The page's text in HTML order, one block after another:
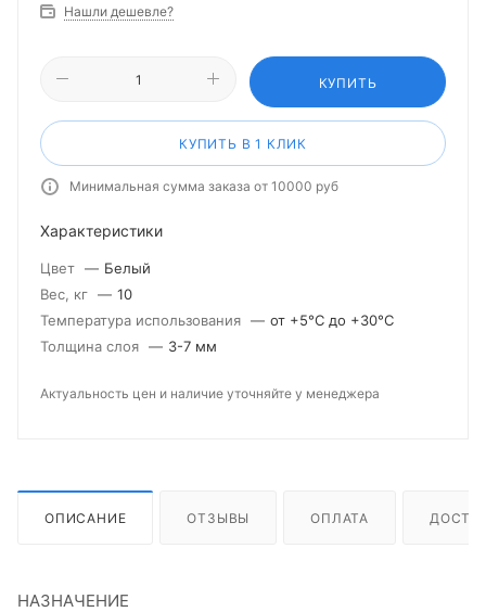
Нашли дешевле?
КУПИТЬ
КУПИТЬ В 1 КЛИК
Минимальная сумма заказа от 10000 руб
Характеристики
Цвет — Белый
Вес, кг — 10
Температура использования — от +5°С до +30°С
Толщина слоя — 3-7 мм
Актуальность цен и наличие уточняйте у менеджера
ОПИСАНИЕ ОТЗЫВЫ ОПЛАТА
НАЗНАЧЕНИЕ